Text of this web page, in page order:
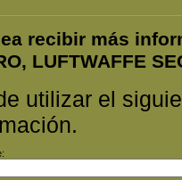
recibir más
LUFTWAFFE
utilizar el